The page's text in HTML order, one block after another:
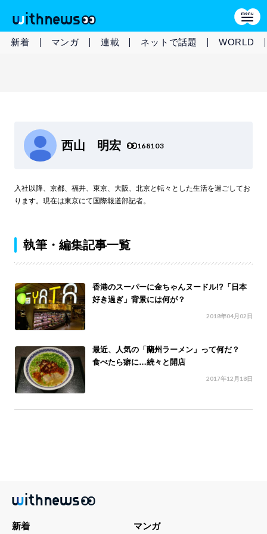
新着 マンガ 連載 ネットで話題 WORLD
西山 明宏 168103
入社以降、京都、福井、東京、大阪、北京と転々とした生活を過ごしてお
ります。現在は東京にて国際報道部記者。
執筆・編集記事一覧
香港のスーパーに金ちゃんヌードル!?「日本
好き過ぎ」背景には何が？
2018年04月02日
最近、人気の「蘭州ラーメン」って何だ？
食べたら癖に…続々と開店
2017年12月18日
新着 マンガ